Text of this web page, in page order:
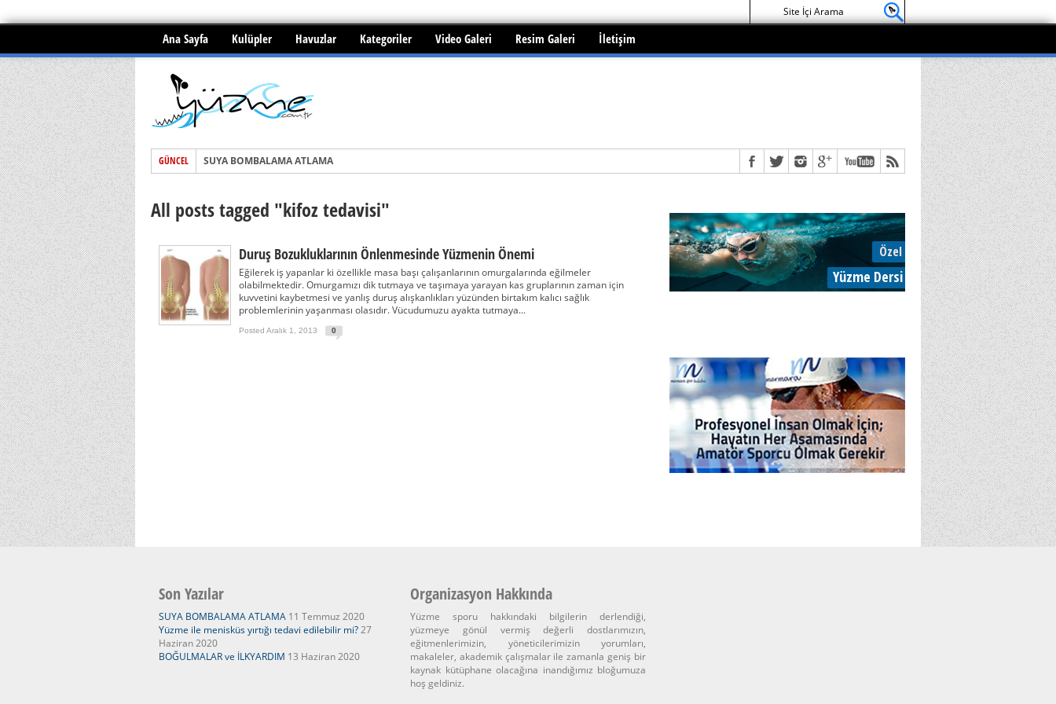
Ana Sayfa Kulüpler Havuzlar Kategoriler Video Galeri Resim Galeri İletişim
GÜNCEL
SUYA BOMBALAMA ATLAMA
BOĞULMALAR ve İLKYARDIM
All posts tagged "kifoz tedavisi"
Duruş Bozukluklarının Önlenmesinde Yüzmenin Önemi
Eğilerek iş yapanlar ki özellikle masa başı çalışanlarının omurgalarında eğilmeler
olabilmektedir. Omurgamızı dik tutmaya ve taşımaya yarayan kas gruplarının zaman için
kuvvetini kaybetmesi ve yanlış duruş alışkanlıkları yüzünden birtakım kalıcı sağlık
problemlerinin yaşanması olasıdır. Vücudumuzu ayakta tutmaya...
Posted Aralık 1, 2013 0
Son Yazılar
SUYA BOMBALAMA ATLAMA 11 Temmuz 2020
Yüzme ile menisküs yırtığı tedavi edilebilir mi?27
Haziran 2020
BOĞULMALAR ve İLKYARDIM 13 Haziran 2020
Organizasyon Hakkında
Yüzme sporu hakkındaki bilgilerin derlendiği,
yüzmeye gönül vermiş değerli dostlarımızın,
eğitmenlerimizin, yöneticilerimizin yorumları,
makaleler, akademik çalışmalar ile zamanla geniş bir
kaynak kütüphane olacağına inandığımız bloğumuza
hoş geldiniz.